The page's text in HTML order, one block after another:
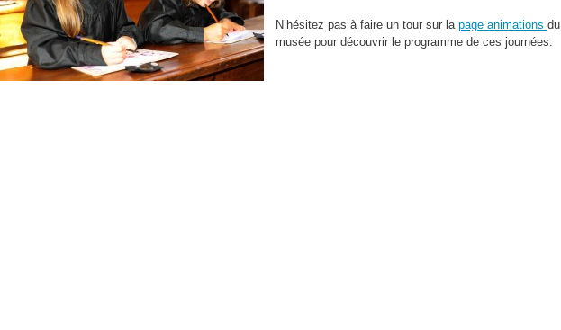
N’hésitez pas à faire un tour sur la page animations du
musée pour découvrir le programme de ces journées.